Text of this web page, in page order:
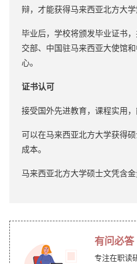
辩，才能获得马来西亚北方大学
毕业后，学校将颁发毕业证书
交部、中国驻马来西亚大使馆
心。
证书认可
接受国外先进教育，课程实用，
可以在马来西亚北方大学获得
成本。
马来西亚北方大学硕士文凭含金
有问必答
专注在职读